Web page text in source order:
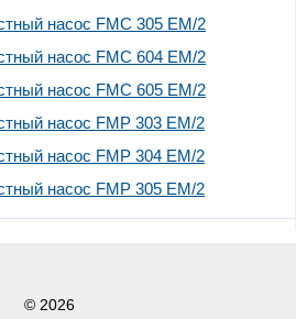
насос FMC 305 EM/2
насос FMC 604 EM/2
насос FMC 605 EM/2
насос FMP 303 EM/2
насос FMP 304 EM/2
насос FMP 305 EM/2
© 2026